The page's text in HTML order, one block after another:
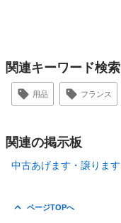
関連キーワード検索
用品 フランス
関連の掲示板
中古あげます・譲ります
ページTOPへ